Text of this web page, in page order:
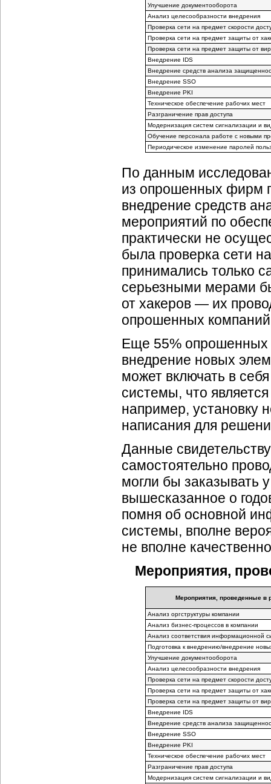
Улучшение документооборота
Анализ целесообразности внедрения
Проверка сети на предмет скорости
Проверка сети на предмет защиты от
Проверка сети на предмет защиты от
Внедрение IDS
Внедрение средств анализа
Внедрение SSO
Внедрение PKI
Техническое обеспечение рабочих мест
Разграничение прав доступа
Модернизация систем сигнализации и
Обучение персонала работе с новыми
Периодическое изменение паролей
По данным
из опрошенных фирм
внедрение средств
мероприятий по
практически не
была проверка сети
принимались только
серьезными мерами
от хакеров — их
опрошенных
Еще 55% опрошенных
внедрение новых
может включать в
системы, что
например, установку
написания для
Данные
самостоятельно
могли бы заказывать
вышесказанное о
помня об основной
системы, вполне
не вполне
Мероприятия,
Мероприятия, проведенные в
Анализ оргструктуры компании
Анализ бизнес-процессов в компании
Анализ соответствия информационной
Подготовка к внедрению/внедрение
Улучшение документооборота
Анализ целесообразности внедрения
Проверка сети на предмет скорости
Проверка сети на предмет защиты от
Проверка сети на предмет защиты от
Внедрение IDS
Внедрение средств анализа
Внедрение SSO
Внедрение PKI
Техническое обеспечение рабочих мест
Разграничение прав доступа
Модернизация систем сигнализации и